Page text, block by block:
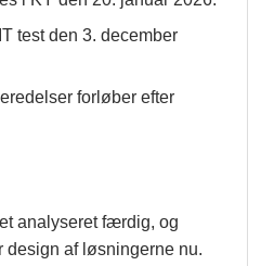
test den 3. december
forløber efter
analyseret færdig, og
design af løsningerne nu.